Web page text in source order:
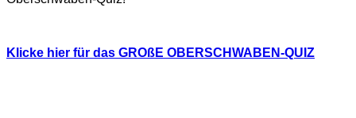
Klicke hier für das GROßE OBERSCHWABEN-QUIZ